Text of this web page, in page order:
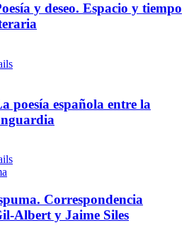
y deseo. Espacio y tiempo
poesía española entre la
Correspondencia
Albert y Jaime Siles